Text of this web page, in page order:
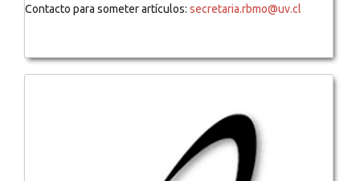
Contacto para someter artículos: secretaria.rbmo@uv.cl